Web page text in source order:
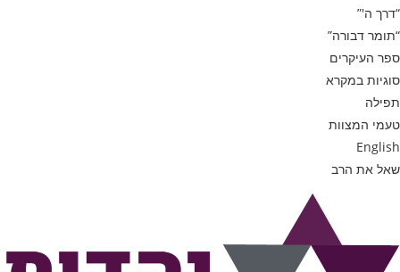
“דרך ה'”
“תומר דבורה”
ספר העיקרים
סוגיות במקרא
תפילה
טעמי המצוות
English
שאל את הרב